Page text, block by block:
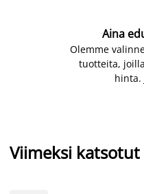
Aina
Olemme
tuotteita,
hinta.
Viimeksi katsotut